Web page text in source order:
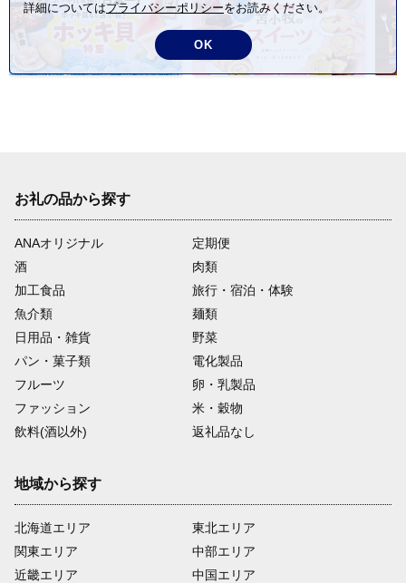
お礼の品から探す
ANAオリジナル
定期便
酒
肉類
加工食品
旅行・宿泊・体験
魚介類
麺類
日用品・雑貨
野菜
パン・菓子類
電化製品
フルーツ
卵・乳製品
ファッション
米・穀物
飲料(酒以外)
返礼品なし
地域から探す
北海道エリア
関東エリア
近畿エリア
東北エリア
中部エリア
中国エリア
詳細についてはプライバシーポリシーをお読みください。
OK